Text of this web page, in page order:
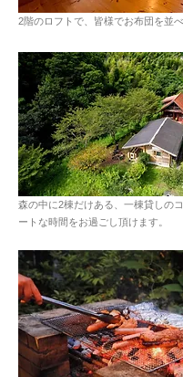
2階のロフトで、皆様でお布団を並
森の中に2棟だけある、一棟貸しの
ートな時間をお過ごし頂けます。